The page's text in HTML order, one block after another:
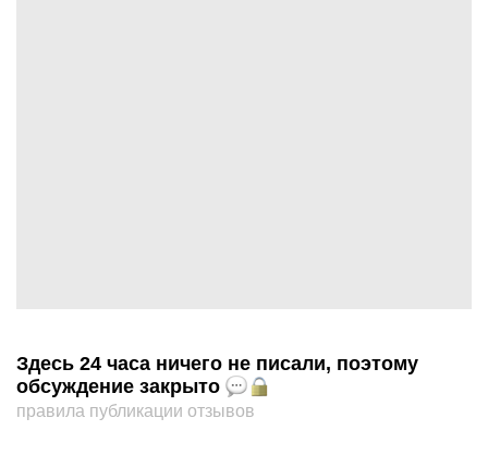
Здесь 24 часа ничего не писали, поэтому
обсуждение закрыто
правила публикации отзывов